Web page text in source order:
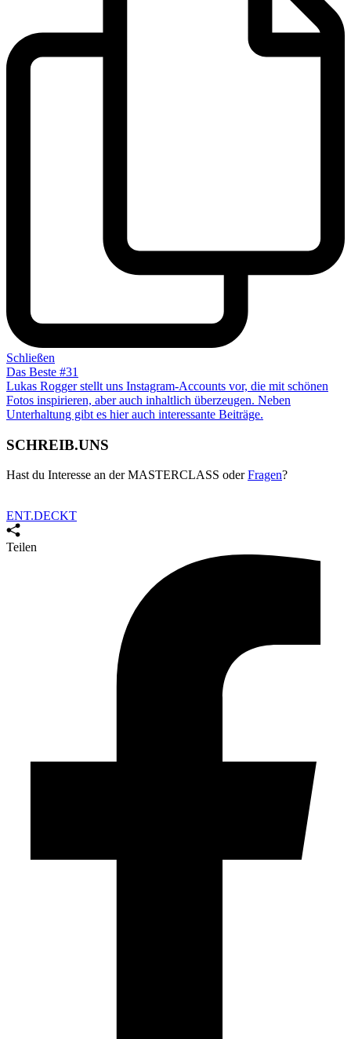
Schließen
Das Beste #31
Lukas Rogger stellt uns Instagram-Accounts vor, die mit schönen
Fotos inspirieren, aber auch inhaltlich überzeugen. Neben
Unterhaltung gibt es hier auch interessante Beiträge.
SCHREIB.UNS
Hast du Interesse an der MASTERCLASS oderFragen?
ENT.DECKT
Teilen